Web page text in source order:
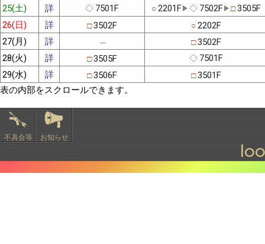
25(土)
詳 ◇ 7501F ○2201F ◇ 7502F □3505F
26(日)
詳 □3502F ○2202F
27(月)
詳 ─ □3502F
28(火)
詳 □3505F ◇ 7501F
29(水)
詳 □3506F □3501F
表の内部をスクロールできます。
不具合等 お知らせ